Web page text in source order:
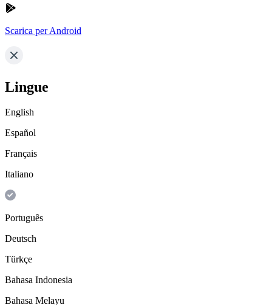
Scarica per Android
Lingue
English
Español
Français
Italiano
Português
Deutsch
Türkçe
Bahasa Indonesia
Bahasa Melayu